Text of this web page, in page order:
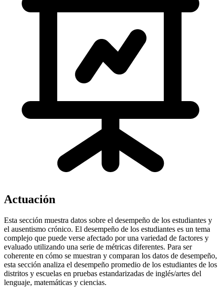
Actuación
Esta sección muestra datos sobre el desempeño de los estudiantes y
el ausentismo crónico. El desempeño de los estudiantes es un tema
complejo que puede verse afectado por una variedad de factores y
evaluado utilizando una serie de métricas diferentes. Para ser
coherente en cómo se muestran y comparan los datos de desempeño,
esta sección analiza el desempeño promedio de los estudiantes de los
distritos y escuelas en pruebas estandarizadas de inglés/artes del
lenguaje, matemáticas y ciencias.